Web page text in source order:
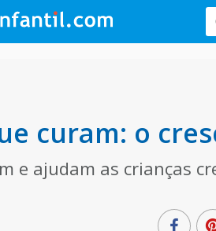
curam: o
e ajudam as crianças